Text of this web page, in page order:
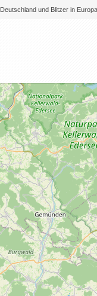
und Blitzer in Europa.